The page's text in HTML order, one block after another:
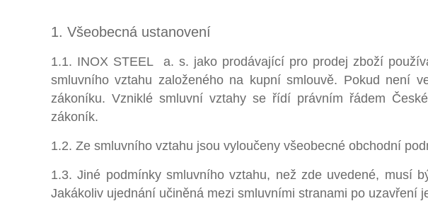
1. Všeobecná ustanovení
1.1. INOX STEEL a. s. jako prodávající pro prodej zboží
smluvního vztahu založeného na kupní smlouvě. Pokud není
zákoníku. Vzniklé smluvní vztahy se řídí právním řádem
zákoník.
1.2. Ze smluvního vztahu jsou vyloučeny všeobecné obchodní
1.3. Jiné podmínky smluvního vztahu, než zde uvedené, musí
Jakákoliv ujednání učiněná mezi smluvními stranami po uzavření